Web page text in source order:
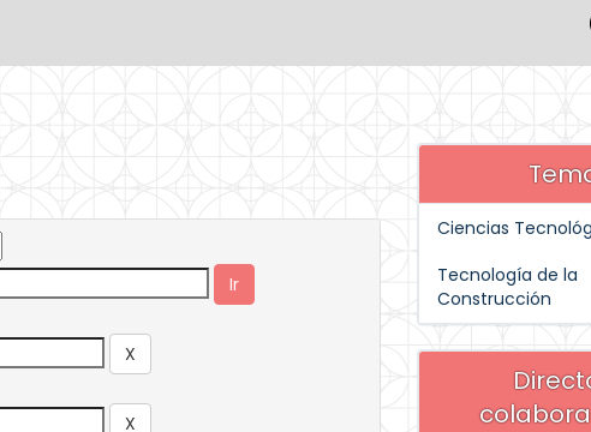
Ciencias
Tecnología de la
Construcción